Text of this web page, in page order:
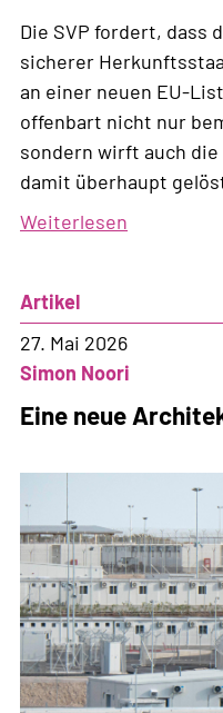
Die SVP fordert, dass
sicherer
an einer neuen EU-
offenbart nicht nur
sondern wirft auch die
damit überhaupt
Weiterlesen
Herz
für
Europa
Artikel
27. Mai 2026
Simon Noori
Eine neue